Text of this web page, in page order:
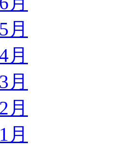
月
月
月
月
月